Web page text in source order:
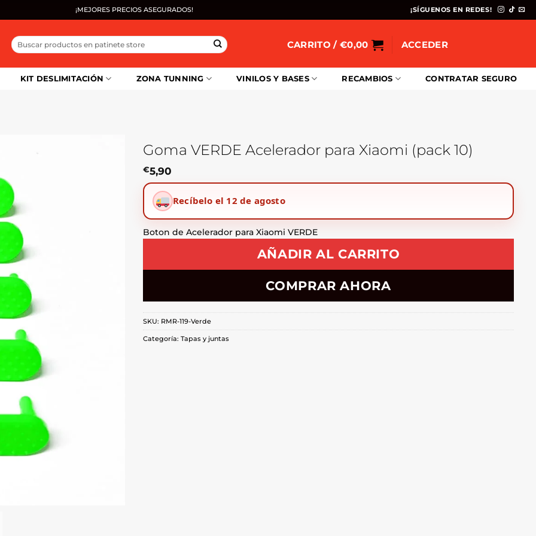
¡MEJORES PRECIOS ASEGURADOS! ¡SÍGUENOS EN REDES!
Buscar
por:
CARRITO / €0,00 ACCEDER
KIT DESLIMITACIÓN ZONA TUNNING VINILOS Y BASES RECAMBIOS CONTRATAR SEGURO
Goma VERDE Acelerador para Xiaomi (pack 10)
€5,90
Recíbelo el 12 de agosto
Boton de Acelerador para Xiaomi VERDE
AÑADIR AL CARRITO
COMPRAR AHORA
SKU: RMR-119-Verde
Categoría: Tapas y juntas